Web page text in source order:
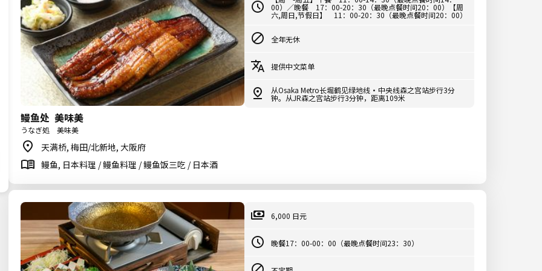
鳗鱼处 美味美
うなぎ処 美味美
天满桥, 梅田/北新地, 大阪府
鳗鱼, 日本料理 / 鳗鱼料理 / 鳗鱼饭三吃 / 日本酒
00）／晚餐 17：00-20：30（最晚点餐时间20：00）【周
六,周日,节假日】 11：00-20：30（最晚点餐时间20：00）
全年无休
提供中文菜单
从Osaka Metro长堀鹤见绿地线·中央线森之宫站步行3分
钟。从JR森之宫站步行3分钟，距离109米
6,000 日元
晚餐17：00-00：00（最晚点餐时间23：30）